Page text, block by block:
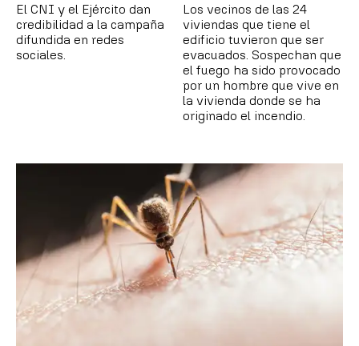
El CNI y el Ejército dan
credibilidad a la campaña
difundida en redes
sociales.
Los vecinos de las 24
viviendas que tiene el
edificio tuvieron que ser
evacuados. Sospechan que
el fuego ha sido provocado
por un hombre que vive en
la vivienda donde se ha
originado el incendio.